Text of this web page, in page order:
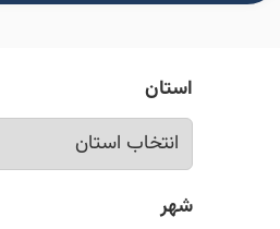
استان
شهر